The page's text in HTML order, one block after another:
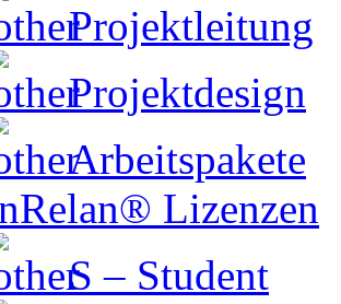
Projektleitung
Projektdesign
Arbeitspakete
Lizenzen
S – Student